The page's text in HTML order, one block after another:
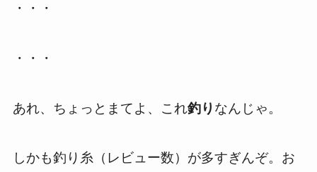
・・・
・・・
あれ、ちょっとまてよ、これ釣り なんじゃ。
しかも釣り糸（レビュー数）が多すぎんぞ。お